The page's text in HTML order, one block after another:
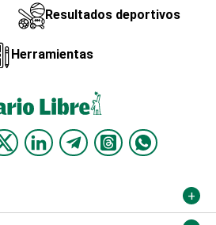
Resultados deportivos
Herramientas